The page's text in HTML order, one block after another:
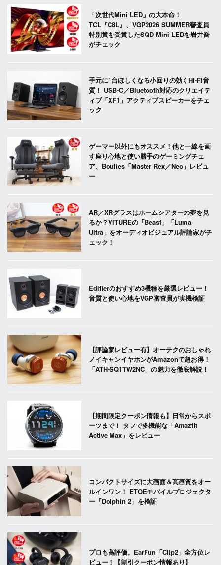
「次世代Mini LED」の大本命！
TCL『C8L』、VGP2026 SUMMER審査員
特別賞を受賞したSQD-Mini LEDを岩井喬
がチェック
手元に1台ほしくなる小回りの効くHi-Fi音
質！ USB-C／Bluetooth対応のクリエイテ
ィブ「XF1」アクティブスピーカーをチェ
ック
ゲーマー以外にもオススメ！他と一線を画
す座り心地と使い勝手のゲーミングチェ
ア、Boulies「Master Rex／Neo」レビュ
ー
AR／XRグラスはホームシアターの夢を見
るか？VITUREの「Beast」「Luma
Ultra」をオーディオビジュアル評論家がチ
ェック！
Edifierのおすすめ3機種を厳選レビュー！
音質と使い心地をVGP審査員が実機検証
【評論家レビュー有】オーテクのおしゃれ
ノイキャンイヤホンがAmazonで超お得！
「ATH-SQ1TW2NC」の魅力を徹底解説！
【期間限定クーポン情報も】日常からスポ
ーツまで！ タフで多機能な「Amazfit
Active Max」をレビュー
コンパクトサイズに大画面＆高画質をオー
ルインワン！ ETOEモバイルプロジェクタ
ー「Dolphin 2」を検証
プロも高評価。EarFun「Clip2」全方位レ
ビュー！【割引クーポン情報あり】